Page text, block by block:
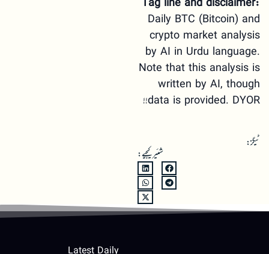
Daily BTC (Bitcoin) and
crypto market analysis
by AI in Urdu language.
Note that this analysis is
written by AI, though
data is provided. DYOR!!
ٹیگز:
شئیر کیجیے: